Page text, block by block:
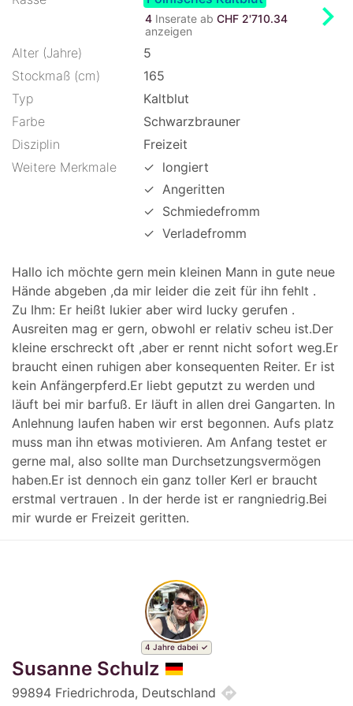
4 Inserate ab CHF 2'710.34
anzeigen
chevron_right
Alter (Jahre)
5
Stockmaß (cm)
165
Typ
Kaltblut
Farbe
Schwarzbrauner
Disziplin
Freizeit
Weitere Merkmale
✓ longiert
✓ Angeritten
✓ Schmiedefromm
✓ Verladefromm
Hallo ich möchte gern mein kleinen Mann in gute neue
Hände abgeben ,da mir leider die zeit für ihn fehlt .
Zu Ihm: Er heißt lukier aber wird lucky gerufen .
Ausreiten mag er gern, obwohl er relativ scheu ist.Der
kleine erschreckt oft ,aber er rennt nicht sofort weg.Er
braucht einen ruhigen aber konsequenten Reiter. Er ist
kein Anfängerpferd.Er liebt geputzt zu werden und
läuft bei mir barfuß. Er läuft in allen drei Gangarten. In
Anlehnung laufen haben wir erst begonnen. Aufs platz
muss man ihn etwas motivieren. Am Anfang testet er
gerne mal, also sollte man Durchsetzungsvermögen
haben.Er ist dennoch ein ganz toller Kerl er braucht
erstmal vertrauen . In der herde ist er rangniedrig.Bei
mir wurde er Freizeit geritten.
4 Jahre dabei
Susanne Schulz
99894 Friedrichroda, Deutschland directions